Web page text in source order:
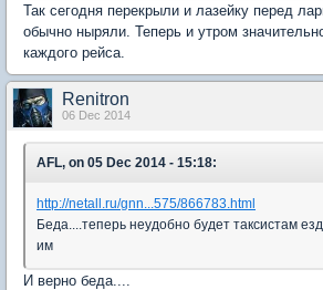
Так сегодня перекрыли и лазейку перед
обычно ныряли. Теперь и утром
каждого рейса.
Renitron
06 Dec 2014
AFL, on 05 Dec 2014 - 15:18:
http://netall.ru/gnn...575/866783.html
Беда....теперь неудобно будет таксистам
им
И верно беда....